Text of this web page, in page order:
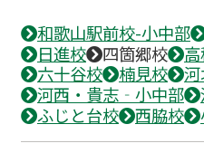
和歌山駅前校-小中部
日進校
四箇郷校
六十谷校
楠見校
河西・貴志‐小中部
ふじと台校
西脇校